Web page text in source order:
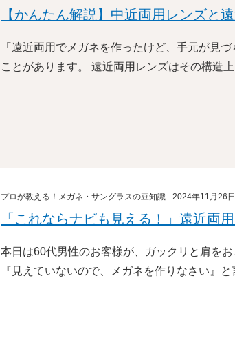
【かんたん解説】中近両用レンズと
「遠近両用でメガネを作ったけど、手元が見
ことがあります。 遠近両用レンズはその構造
プロが教える！メガネ・サングラスの豆知識 2024年11月26日
「これならナビも見える！」遠近両
本日は60代男性のお客様が、ガックリと肩を
『見えていないので、メガネを作りなさい』